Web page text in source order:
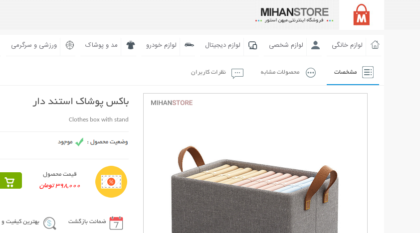
لوازم خانگی لوازم شخصی لوازم دیجیتال لوازم خودرو مد و پوشاک ورزشی و سرگرمی
مشخصات محصولات مشابه نظرات کاربران
باکس پوشاک استند دار
Clothes box with stand
قیمت محصول
398,000 تومان
ضمانت بازگشت بهترین کیفیت